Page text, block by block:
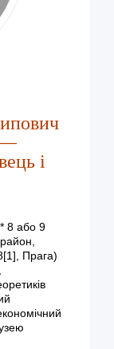
—
і
8 або 9
Прага)